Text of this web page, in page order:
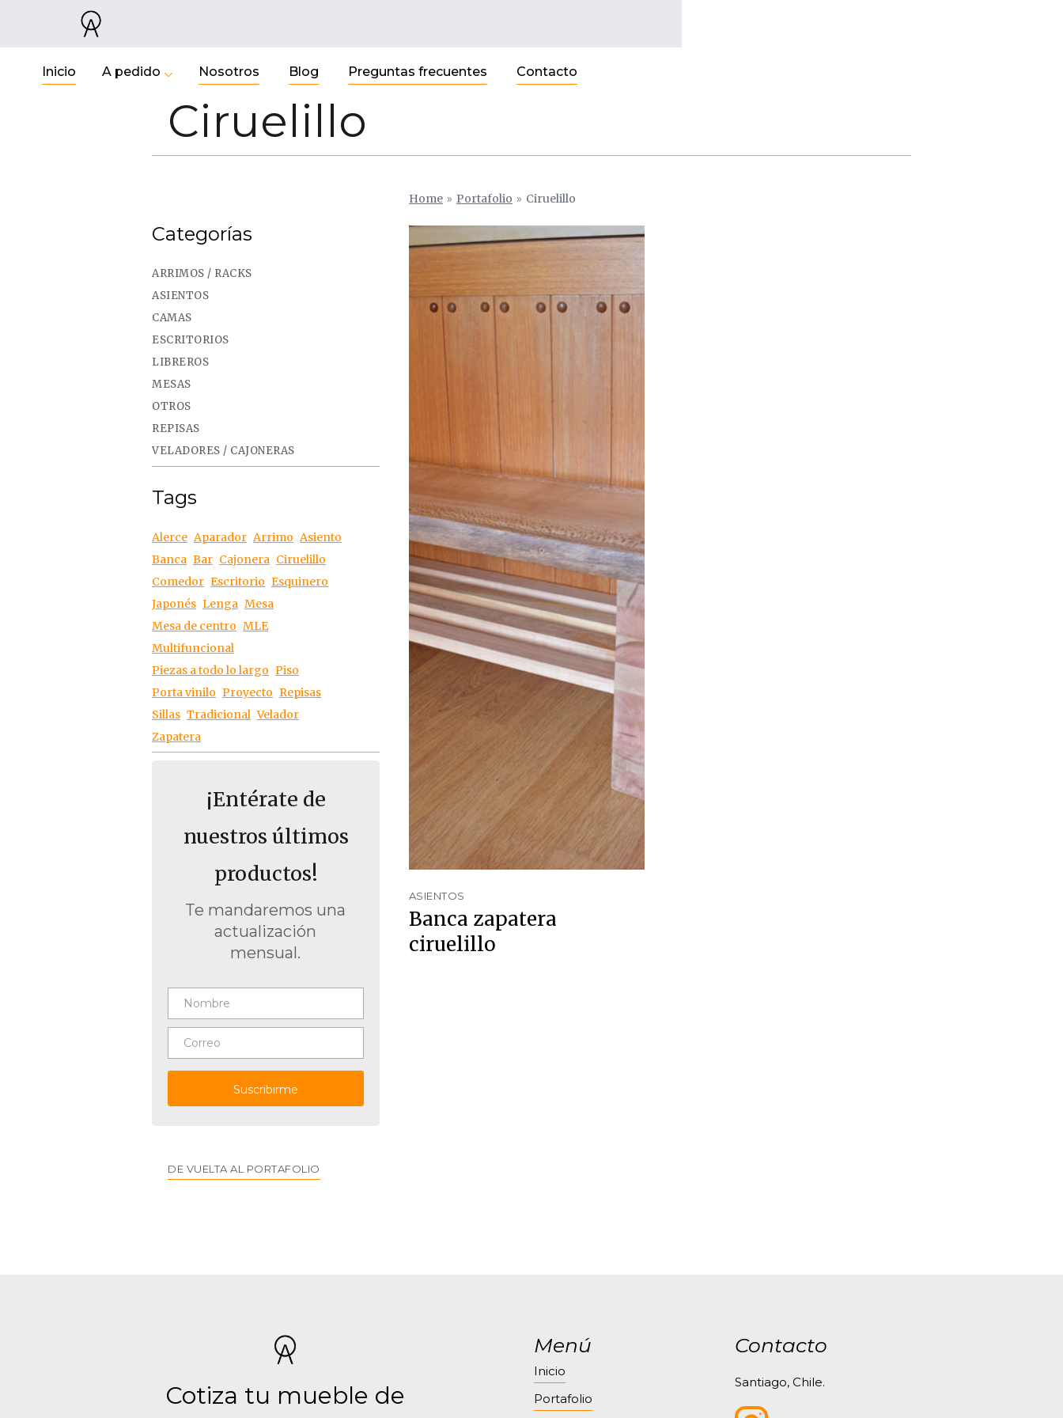
Inicio A pedido Nosotros Blog Preguntas frecuentes Contacto
Ciruelillo
Categorías
ARRIMOS / RACKS
ASIENTOS
CAMAS
ESCRITORIOS
LIBREROS
MESAS
OTROS
REPISAS
VELADORES / CAJONERAS
Tags
Alerce Aparador Arrimo Asiento
Banca Bar Cajonera Ciruelillo
Comedor Escritorio Esquinero
Japonés Lenga Mesa
Mesa de centro MLE
Multifuncional
Piezas a todo lo largo Piso
Porta vinilo Proyecto Repisas
Sillas Tradicional Velador
Zapatera
¡Entérate de
nuestros últimos
productos!
Te mandaremos una
actualización
mensual.
Home » Portafolio » Ciruelillo
ASIENTOS
Banca zapatera
ciruelillo
DE VUELTA AL PORTAFOLIO
Cotiza tu mueble de
Menú
Inicio
Portafolio
Contacto
Santiago, Chile.